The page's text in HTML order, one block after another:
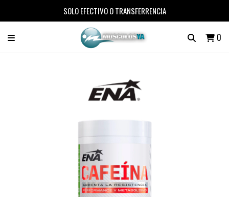
SOLO EFECTIVO O TRANSFERRENCIA
0